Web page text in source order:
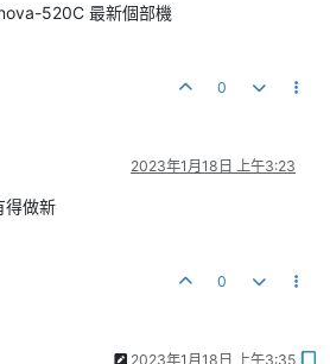
520C 最新個部機
0
2023年1月18日 上午3:23
得做新
0
2023年1月18日 上午3:35